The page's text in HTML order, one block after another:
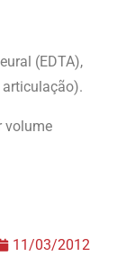
(EDTA),
volume
11/03/2012